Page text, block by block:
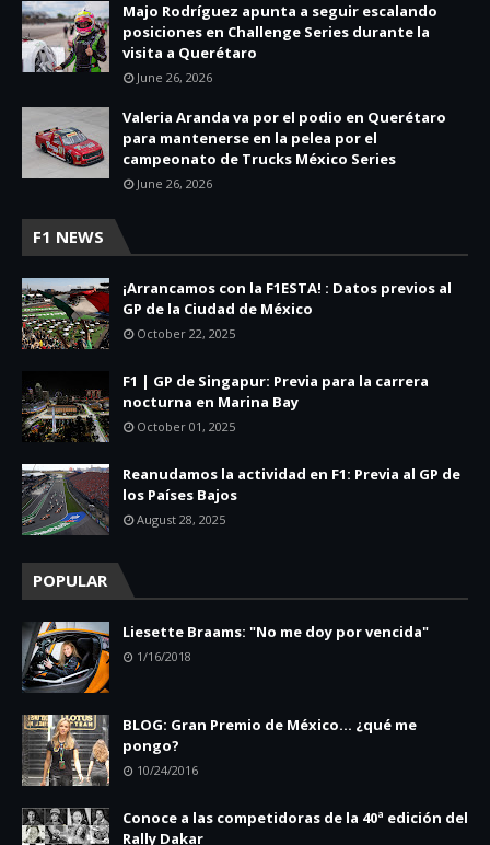
Majo Rodríguez apunta a seguir escalando
posiciones en Challenge Series durante la
visita a Querétaro
June 26, 2026
Valeria Aranda va por el podio en Querétaro
para mantenerse en la pelea por el
campeonato de Trucks México Series
June 26, 2026
F1 NEWS
¡Arrancamos con la F1ESTA! : Datos previos al
GP de la Ciudad de México
October 22, 2025
F1 | GP de Singapur: Previa para la carrera
nocturna en Marina Bay
October 01, 2025
Reanudamos la actividad en F1: Previa al GP de
los Países Bajos
August 28, 2025
POPULAR
Liesette Braams: "No me doy por vencida"
1/16/2018
BLOG: Gran Premio de México... ¿qué me
pongo?
10/24/2016
Conoce a las competidoras de la 40ª edición del
Rally Dakar